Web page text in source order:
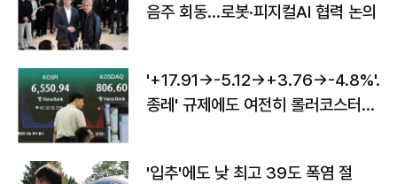
음주 회동…로봇·피지컬AI 협력 논의
'+17.91→-5.12→+3.76→-4.8%'…'
종레' 규제에도 여전히 롤러코스터
'입추'에도 낮 최고 39도 폭염 절